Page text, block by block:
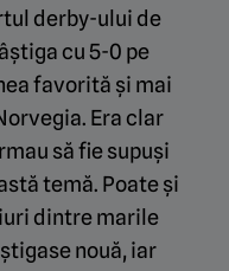
derby-ului de
cu 5-0 pe
favorită și mai
Era clar
să fie supuși
temă. Poate și
dintre marile
nouă, iar